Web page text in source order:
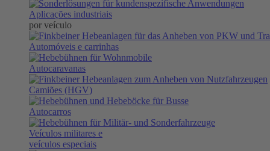
Aplicações industriais
por veículo
Automóveis e carrinhas
Autocaravanas
Camiões (HGV)
Autocarros
Veículos militares e
veículos especiais